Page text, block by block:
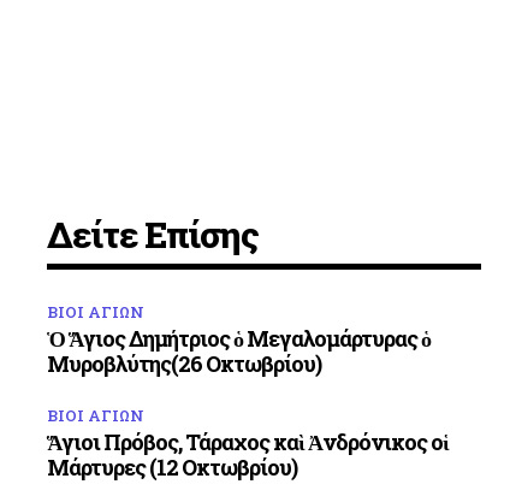
Δείτε Επίσης
ΒΙΟΙ ΑΓΙΩΝ
Ὁ Ἅγιος Δημήτριος ὁ Μεγαλομάρτυρας ὁ
Μυροβλύτης(26 Οκτωβρίου)
ΒΙΟΙ ΑΓΙΩΝ
Ἅγιοι Πρόβος, Τάραχος καὶ Ἀνδρόνικος οἱ
Μάρτυρες (12 Οκτωβρίου)